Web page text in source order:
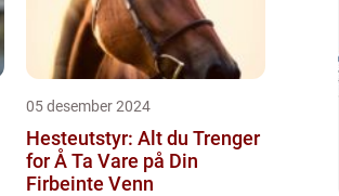
05 desember 2024
Hesteutstyr: Alt du Trenger
for Å Ta Vare på Din
Firbeinte Venn